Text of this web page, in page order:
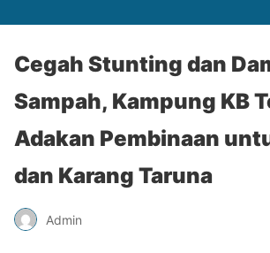
Cegah Stunting dan
Sampah, Kampung KB
Adakan Pembinaan
dan Karang Taruna
Admin